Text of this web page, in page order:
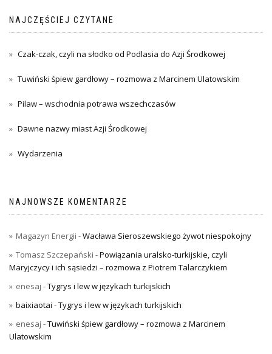
NAJCZĘŚCIEJ CZYTANE
Czak-czak, czyli na słodko od Podlasia do Azji Środkowej
Tuwiński śpiew gardłowy – rozmowa z Marcinem Ulatowskim
Pilaw – wschodnia potrawa wszechczasów
Dawne nazwy miast Azji Środkowej
Wydarzenia
NAJNOWSZE KOMENTARZE
Magazyn Energii -Wacława Sieroszewskiego żywot niespokojny
Tomasz Szczepański -Powiązania uralsko-turkijskie, czyli
Maryjczycy i ich sąsiedzi – rozmowa z Piotrem Talarczykiem
enesaj -Tygrys i lew w językach turkijskich
baixiaotai -Tygrys i lew w językach turkijskich
enesaj -Tuwiński śpiew gardłowy – rozmowa z Marcinem
Ulatowskim